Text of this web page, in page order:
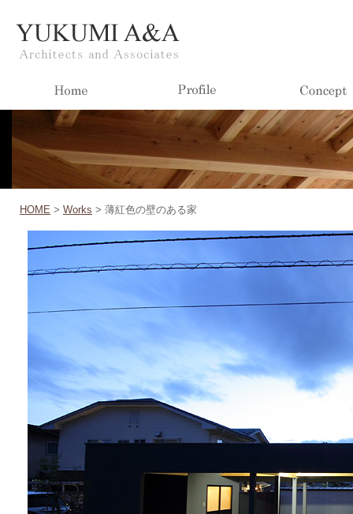
HOME > Works > 薄紅色の壁のある家